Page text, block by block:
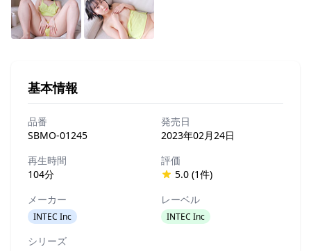
基本情報
品番
SBMO-01245
発売日
2023年02月24日
再生時間
104分
評価
5.0 (1件)
メーカー
INTEC Inc
レーベル
INTEC Inc
シリーズ